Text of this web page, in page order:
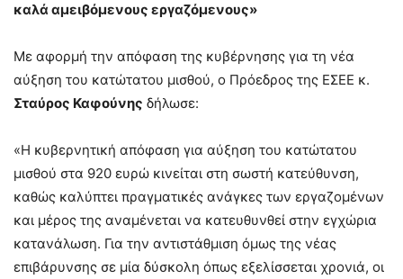
καλά αμειβόμενους εργαζόμενους»
Με αφορμή την απόφαση της κυβέρνησης για τη νέα
αύξηση του κατώτατου μισθού, ο Πρόεδρος της ΕΣΕΕ κ.
Σταύρος Καφούνης δήλωσε:
«Η κυβερνητική απόφαση για αύξηση του κατώτατου
μισθού στα 920 ευρώ κινείται στη σωστή κατεύθυνση,
καθώς καλύπτει πραγματικές ανάγκες των εργαζομένων
και μέρος της αναμένεται να κατευθυνθεί στην εγχώρια
κατανάλωση. Για την αντιστάθμιση όμως της νέας
επιβάρυνσης σε μία δύσκολη όπως εξελίσσεται χρονιά, οι